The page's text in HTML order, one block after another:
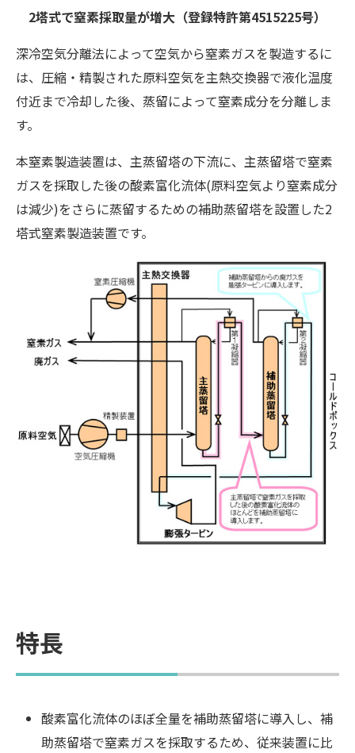
2塔式で窒素採取量が増大（登録特許第4515225号）
深冷空気分離法によって空気から窒素ガスを製造するに
は、圧縮・精製された原料空気を主熱交換器で液化温度
付近まで冷却した後、蒸留によって窒素成分を分離しま
す。
本窒素製造装置は、主蒸留塔の下流に、主蒸留塔で窒素
ガスを採取した後の酸素富化流体(原料空気より窒素成分
は減少)をさらに蒸留するための補助蒸留塔を設置した2
塔式窒素製造装置です。
特長
酸素富化流体のほぼ全量を補助蒸留塔に導入し、補
助蒸留塔で窒素ガスを採取するため、従来装置に比